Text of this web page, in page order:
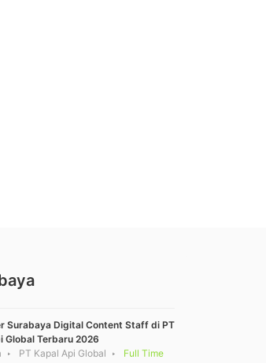
Surabaya Digital Content Staff di PT
Global Terbaru 2026
PT Kapal Api Global Full Time